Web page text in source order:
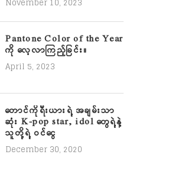
Pantone Color of the Year
ကို လေ့လာကြည့်ခြင်း။
April 5, 2023
တောင်ကိုရီးယားရဲ့ အချမ်းသာ
ဆုံး K-pop star, idol တွေရဲ့နဲ့
သူတို့ရဲ့ ဝင်ငွေ
December 30, 2020